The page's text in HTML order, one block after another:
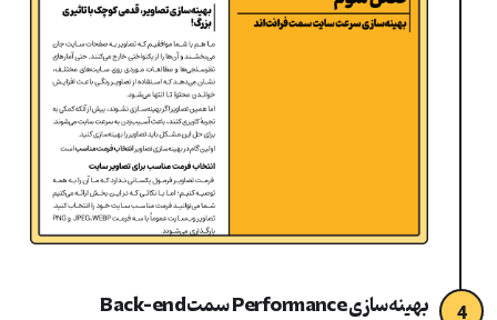
بهینه‌سازی Performance سمت Back-end